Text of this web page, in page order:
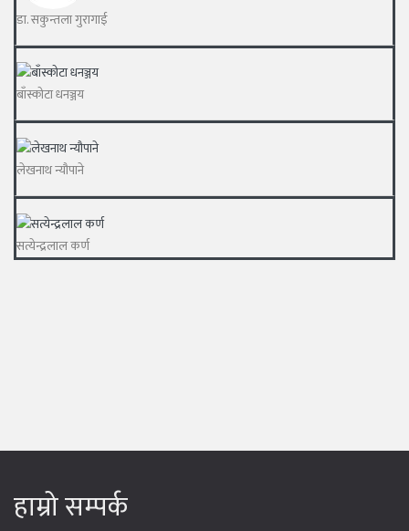
डा. सकुन्तला गुरागाई
बाँस्कोटा धनञ्जय
लेखनाथ न्यौपाने
सत्येन्द्रलाल कर्ण
हाम्रो सम्पर्क